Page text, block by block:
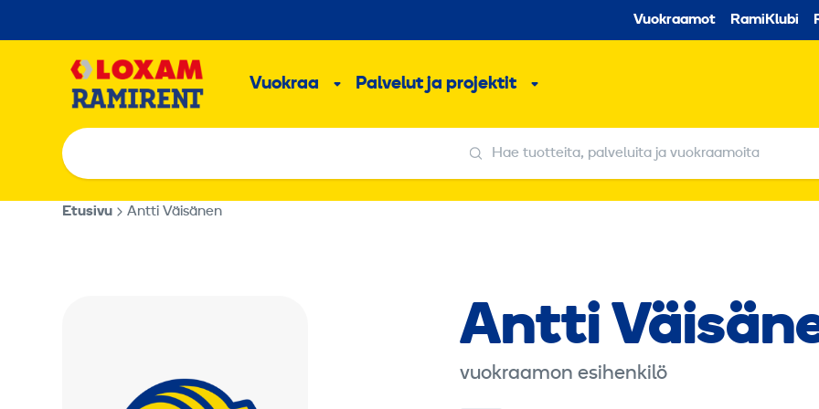
sisältöön
Vuokraamot RamiKlubi
Vuokraa Alavalikko
Palvelut ja projektit Alavalikko
Hae tuotteita, palveluita ja vuokraamoita
Hae tuotteita, palveluita ja vuokraamoita
Etusivu Antti Väisänen
Antti
vuokraamon esihenkilö